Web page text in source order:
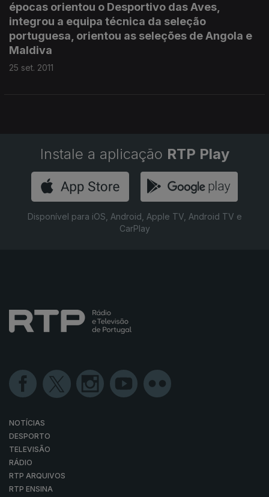
épocas orientou o Desportivo das Aves,
integrou a equipa técnica da seleção
portuguesa, orientou as seleções de Angola e
Maldiva
25 set. 2011
Instale a aplicação RTP Play
Disponível para iOS, Android, Apple TV, Android TV e
CarPlay
NOTÍCIAS
DESPORTO
TELEVISÃO
RÁDIO
RTP ARQUIVOS
RTP ENSINA